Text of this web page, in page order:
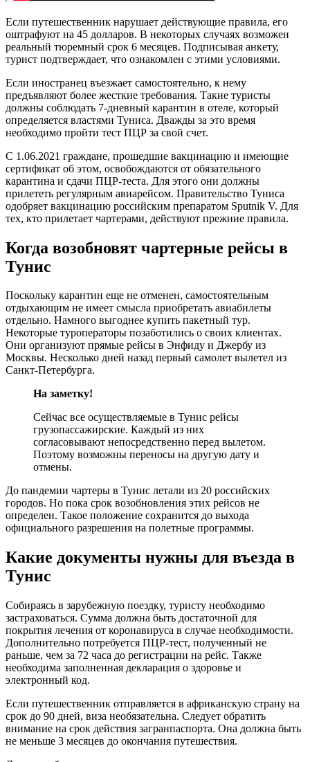
Если путешественник нарушает действующие правила, его
оштрафуют на 45 долларов. В некоторых случаях возможен
реальный тюремный срок 6 месяцев. Подписывая анкету,
турист подтверждает, что ознакомлен с этими условиями.
Если иностранец въезжает самостоятельно, к нему
предъявляют более жесткие требования. Такие туристы
должны соблюдать 7-дневный карантин в отеле, который
определяется властями Туниса. Дважды за это время
необходимо пройти тест ПЦР за свой счет.
С 1.06.2021 граждане, прошедшие вакцинацию и имеющие
сертификат об этом, освобождаются от обязательного
карантина и сдачи ПЦР-теста. Для этого они должны
прилететь регулярным авиарейсом. Правительство Туниса
одобряет вакцинацию российским препаратом Sputnik V. Для
тех, кто прилетает чартерами, действуют прежние правила.
Когда возобновят чартерные рейсы в
Тунис
Поскольку карантин еще не отменен, самостоятельным
отдыхающим не имеет смысла приобретать авиабилеты
отдельно. Намного выгоднее купить пакетный тур.
Некоторые туроператоры позаботились о своих клиентах.
Они организуют прямые рейсы в Энфиду и Джербу из
Москвы. Несколько дней назад первый самолет вылетел из
Санкт-Петербурга.
На заметку!
Сейчас все осуществляемые в Тунис рейсы
грузопассажирские. Каждый из них
согласовывают непосредственно перед вылетом.
Поэтому возможны переносы на другую дату и
отмены.
До пандемии чартеры в Тунис летали из 20 российских
городов. Но пока срок возобновления этих рейсов не
определен. Такое положение сохранится до выхода
официального разрешения на полетные программы.
Какие документы нужны для въезда в
Тунис
Собираясь в зарубежную поездку, туристу необходимо
застраховаться. Сумма должна быть достаточной для
покрытия лечения от коронавируса в случае необходимости.
Дополнительно потребуется ПЦР-тест, полученный не
раньше, чем за 72 часа до регистрации на рейс. Также
необходима заполненная декларация о здоровье и
электронный код.
Если путешественник отправляется в африканскую страну на
срок до 90 дней, виза необязательна. Следует обратить
внимание на срок действия загранпаспорта. Она должна быть
не меньше 3 месяцев до окончания путешествия.